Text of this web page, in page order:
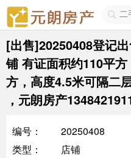

[出售]20250408登记
铺 有证面积约110平
方，高度4.5米可隔二
，元朗房产
编号：
20250408
类型：
店铺